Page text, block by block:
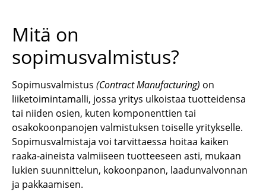
Mitä on
sopimusvalmistus?
Sopimusvalmistus (Contract Manufacturing) on
liiketoimintamalli, jossa yritys ulkoistaa tuotteidensa
tai niiden osien, kuten komponenttien tai
osakokoonpanojen valmistuksen toiselle yritykselle.
Sopimusvalmistaja voi tarvittaessa hoitaa kaiken
raaka-aineista valmiiseen tuotteeseen asti, mukaan
lukien suunnittelun, kokoonpanon, laadunvalvonnan
ja pakkaamisen.